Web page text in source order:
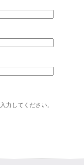
力してください。